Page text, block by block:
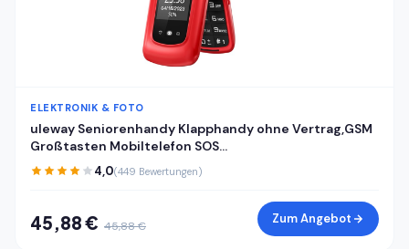
ELEKTRONIK & FOTO
uleway Seniorenhandy Klapphandy ohne Vertrag,GSM
Großtasten Mobiltelefon SOS
Notruffunktion,Taschenlampe,FM Radio,2.4 Zoll Dual
Display Handy für Senioren (Blau)(mit Ladestation)
4,0(449 Bewertungen)
45,88 € 45,88 € Zum Angebot